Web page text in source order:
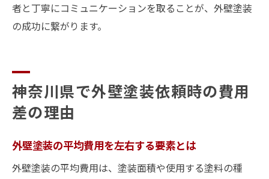
者と丁寧にコミュニケーションを取ることが、外壁塗装
の成功に繋がります。
神奈川県で外壁塗装依頼時の費用
差の理由
外壁塗装の平均費用を左右する要素とは
外壁塗装の平均費用は、塗装面積や使用する塗料の種